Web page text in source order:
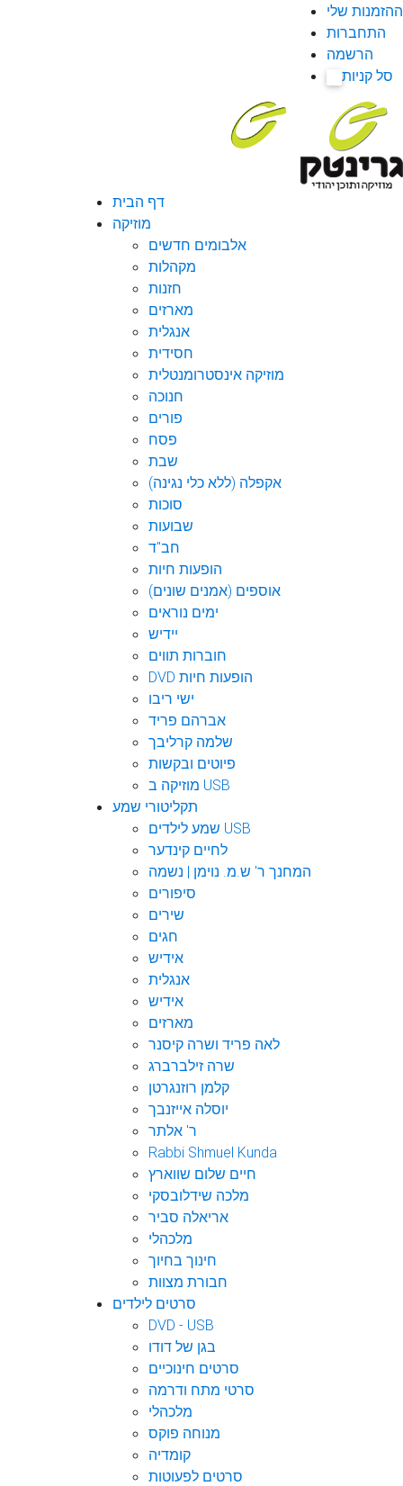
ההזמנות שלי
התחברות
הרשמה
סל קניות
דף הבית
מוזיקה
אלבומים חדשים
מקהלות
חזנות
מארזים
אנגלית
חסידית
מוזיקה אינסטרומנטלית
חנוכה
פורים
פסח
שבת
אקפלה (ללא כלי נגינה)
סוכות
שבועות
חב"ד
הופעות חיות
אוספים (אמנים שונים)
ימים נוראים
יידיש
חוברות תווים
DVD הופעות חיות
ישי ריבו
אברהם פריד
שלמה קרליבך
פיוטים ובקשות
מוזיקה ב USB
תקליטורי שמע
שמע לילדים USB
לחיים קינדער
המחנך ר' ש.מ. נוימן | נשמה
סיפורים
שירים
חגים
אידיש
אנגלית
אידיש
מארזים
לאה פריד ושרה קיסנר
שרה זילברברג
קלמן רוזנגרטן
יוסלה אייזנבך
ר' אלתר
Rabbi Shmuel Kunda
חיים שלום שווארץ
מלכה שידלובסקי
אריאלה סביר
מלכהלי
חינוך בחיוך
חבורת מצוות
סרטים לילדים
DVD - USB
בגן של דודו
סרטים חינוכיים
סרטי מתח ודרמה
מלכהלי
מנוחה פוקס
קומדיה
סרטים לפעוטות